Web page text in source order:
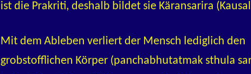
ist die Prakriti, deshalb bildet sie Käransarira
Mit dem Ableben verliert der Mensch lediglich den
grobstofflichen Körper (panchabhutatmak sthula